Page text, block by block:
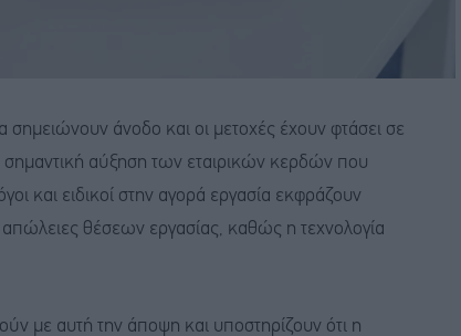
σημειώνουν άνοδο και οι μετοχές έχουν φτάσει σε
αύξηση των εταιρικών κερδών που
και ειδικοί στην αγορά εργασία εκφράζουν
απώλειες θέσεων εργασίας, καθώς η τεχνολογία
με αυτή την άποψη και υποστηρίζουν ότι η